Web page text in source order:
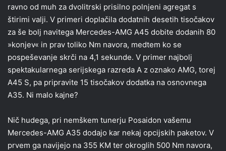
ravno od muh za dvolitrski prisilno polnjeni agregat s
štirimi valji. V primeri doplačila dodatnih desetih tisočakov
za še bolj navitega Mercedes-AMG A45 dobite dodanih 80
»konjev« in prav toliko Nm navora, medtem ko se
pospeševanje skrči na 4,1 sekunde. V primer najbolj
spektakularnega serijskega razreda A z oznako AMG, torej
A45 S, pa pripravite 15 tisočakov dodatka na osnovnega
A35. Ni malo kajne?
Nič hudega, pri nemškem tunerju Posaidon vašemu
Mercedes-AMG A35 dodajo kar nekaj opcijskih paketov. V
prvem ga navijejo na 355 KM ter okroglih 500 Nm navora,